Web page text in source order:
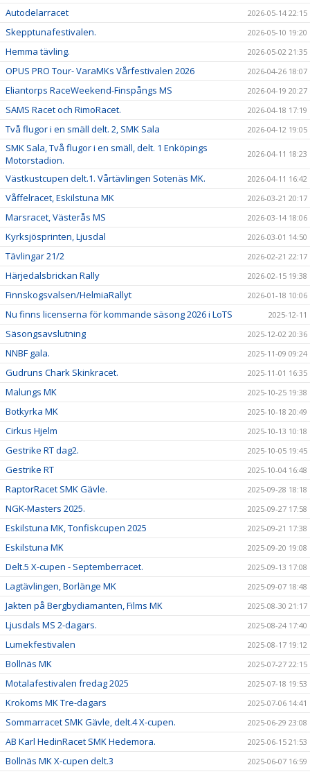
Autodelarracet 2026-05-14 22:15
Skepptunafestivalen. 2026-05-10 19:20
Hemma tävling. 2026-05-02 21:35
OPUS PRO Tour- VaraMKs Vårfestivalen 2026 2026-04-26 18:07
Eliantorps RaceWeekend-Finspångs MS 2026-04-19 20:27
SAMS Racet och RimoRacet. 2026-04-18 17:19
Två flugor i en smäll delt. 2, SMK Sala 2026-04-12 19:05
SMK Sala, Två flugor i en smäll, delt. 1 Enköpings
Motorstadion.
2026-04-11 18:23
Västkustcupen delt.1. Vårtävlingen Sotenäs MK. 2026-04-11 16:42
Våffelracet, Eskilstuna MK 2026-03-21 20:17
Marsracet, Västerås MS 2026-03-14 18:06
Kyrksjösprinten, Ljusdal 2026-03-01 14:50
Tävlingar 21/2 2026-02-21 22:17
Härjedalsbrickan Rally 2026-02-15 19:38
Finnskogsvalsen/HelmiaRallyt 2026-01-18 10:06
Nu finns licenserna för kommande säsong 2026 i LoTS 2025-12-11
Säsongsavslutning 2025-12-02 20:36
NNBF gala. 2025-11-09 09:24
Gudruns Chark Skinkracet. 2025-11-01 16:35
Malungs MK 2025-10-25 19:38
Botkyrka MK 2025-10-18 20:49
Cirkus Hjelm 2025-10-13 10:18
Gestrike RT dag2. 2025-10-05 19:45
Gestrike RT 2025-10-04 16:48
RaptorRacet SMK Gävle. 2025-09-28 18:18
NGK-Masters 2025. 2025-09-27 17:58
Eskilstuna MK, Tonfiskcupen 2025 2025-09-21 17:38
Eskilstuna MK 2025-09-20 19:08
Delt.5 X-cupen - Septemberracet. 2025-09-13 17:08
Lagtävlingen, Borlänge MK 2025-09-07 18:48
Jakten på Bergbydiamanten, Films MK 2025-08-30 21:17
Ljusdals MS 2-dagars. 2025-08-24 17:40
Lumekfestivalen 2025-08-17 19:12
Bollnäs MK 2025-07-27 22:15
Motalafestivalen fredag 2025 2025-07-18 19:53
Krokoms MK Tre-dagars 2025-07-06 14:41
Sommarracet SMK Gävle, delt.4 X-cupen. 2025-06-29 23:08
AB Karl HedinRacet SMK Hedemora. 2025-06-15 21:53
Bollnäs MK X-cupen delt.3 2025-06-07 16:59